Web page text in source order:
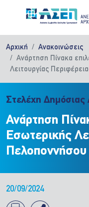
Αρχική
Ανακοινώσεις
Ανάρτηση Πίνακα
Λειτουργίας
Στελέχη Δημόσιας
Ανάρτηση
Εσωτερικής
Πελοποννήσου
20/09/2024